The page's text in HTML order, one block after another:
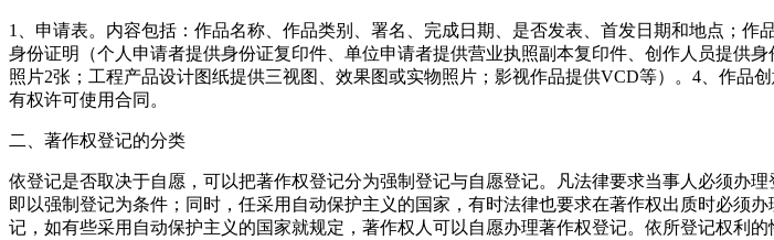
1、申请表。内容包括：作品名称、作品类别、署名、完成日期、是否发表、首发日期和地点；
身份证明（个人申请者提供身份证复印件、单位申请者提供营业执照副本复印件、创作人员提供
照片2张；工程产品设计图纸提供三视图、效果图或实物照片；影视作品提供VCD等）。4、作
有权许可使用合同。
二、著作权登记的分类
依登记是否取决于自愿，可以把著作权登记分为强制登记与自愿登记。凡法律要求当事人必须办
即以强制登记为条件；同时，任采用自动保护主义的国家，有时法律也要求在著作权出质时必须
记，如有些采用自动保护主义的国家就规定，著作权人可以自愿办理著作权登记。依所登记权利